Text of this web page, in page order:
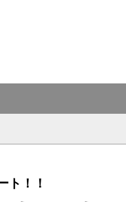
ト！！